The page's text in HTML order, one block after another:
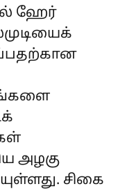
ஹேர்
அழகு
சிகை